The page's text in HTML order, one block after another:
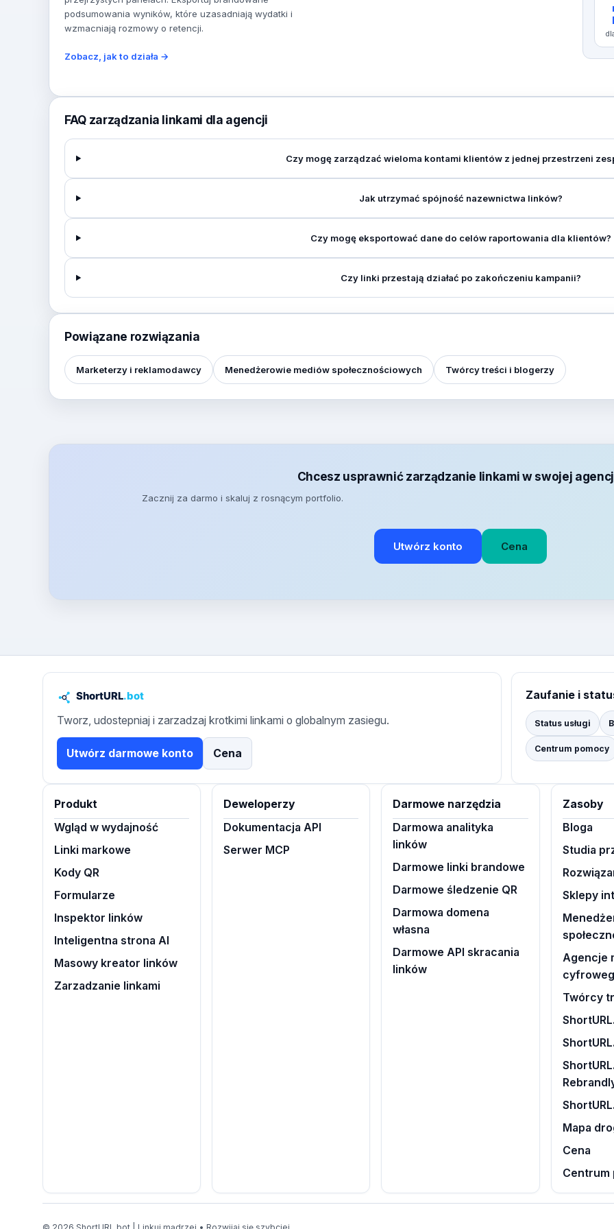
podsumowania wyników, które uzasadniają wydatki i
wzmacniają rozmowy o retencji.
Zobacz, jak to działa →
FAQ zarządzania linkami dla agencji
Czy mogę zarządzać wieloma kontami klientów z jednej przestrzeni
Jak utrzymać spójność nazewnictwa linków?
Czy mogę eksportować dane do celów raportowania dla klientów?
Czy linki przestają działać po zakończeniu kampanii?
Powiązane rozwiązania
Marketerzy i reklamodawcy Menedżerowie mediów społecznościowych Twórcy treści i blogerzy
Chcesz usprawnić zarządzanie linkami w swojej
Zacznij za darmo i skaluj z rosnącym portfolio.
Utwórz konto Cena
Tworz, udostepniaj i zarzadzaj krotkimi linkami o globalnym zasiegu.
Utwórz darmowe konto Cena
Zaufanie i
Status usługi
Centrum pomocy
Produkt
Wgląd w wydajność
Linki markowe
Kody QR
Formularze
Inspektor linków
Inteligentna strona AI
Masowy kreator linków
Zarzadzanie linkami
Deweloperzy
Dokumentacja API
Serwer MCP
Darmowe narzędzia
Darmowa analityka
linków
Darmowe linki brandowe
Darmowe śledzenie QR
Darmowa domena
własna
Darmowe API skracania
linków
Zasoby
Bloga
Studia
Sklepy
Agencje
Twórcy
Mapa
Cena
Centrum
© 2026 ShortURL.bot | Linkuj mądrzej • Rozwijaj się szybciej